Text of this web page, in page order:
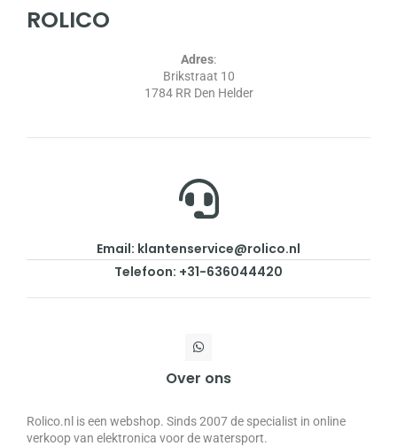
ROLICO
Adres:
Brikstraat 10
1784 RR Den Helder
Email: klantenservice@rolico.nl
Telefoon: +31-636044420
Over ons
Rolico.nl is een webshop. Sinds 2007 de specialist in online
verkoop van elektronica voor de watersport.